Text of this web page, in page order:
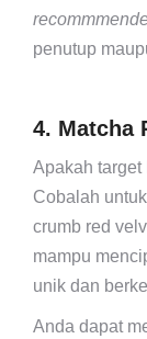
penutup
4. Matcha
Apakah target
Cobalah
crumb red
mampu
unik dan
Anda dapat